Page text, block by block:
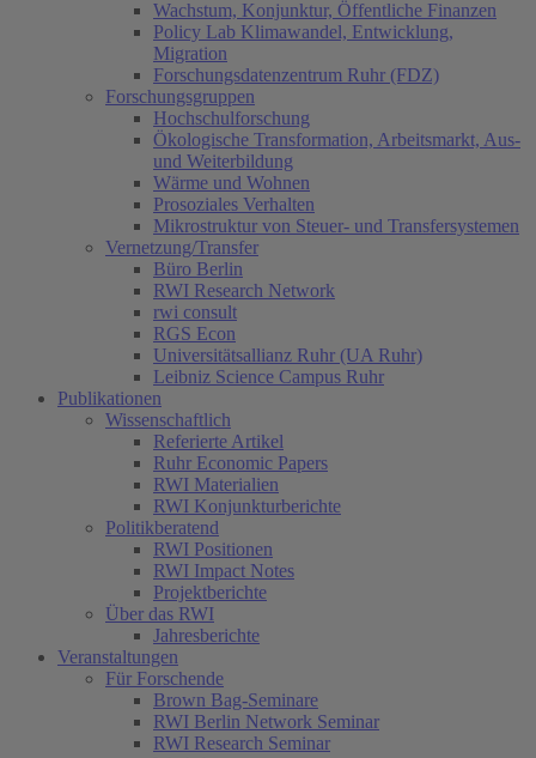
Wachstum, Konjunktur, Öffentliche Finanzen
Policy Lab Klimawandel, Entwicklung,
Migration
Forschungsdatenzentrum Ruhr (FDZ)
Forschungsgruppen
Hochschulforschung
Ökologische Transformation, Arbeitsmarkt, Aus-
und Weiterbildung
Wärme und Wohnen
Prosoziales Verhalten
Mikrostruktur von Steuer- und Transfersystemen
Vernetzung/Transfer
Büro Berlin
RWI Research Network
rwi consult
RGS Econ
Universitätsallianz Ruhr (UA Ruhr)
Leibniz Science Campus Ruhr
Publikationen
Wissenschaftlich
Referierte Artikel
Ruhr Economic Papers
RWI Materialien
RWI Konjunkturberichte
Politikberatend
RWI Positionen
RWI Impact Notes
Projektberichte
Über das RWI
Jahresberichte
Veranstaltungen
Für Forschende
Brown Bag-Seminare
RWI Berlin Network Seminar
RWI Research Seminar